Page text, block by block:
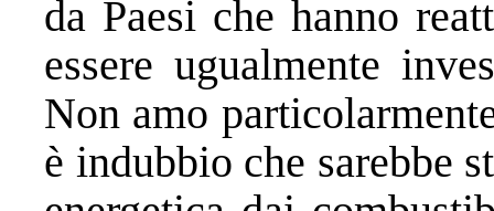
da Paesi che hanno
essere ugualmente
Non amo
è indubbio che sarebbe